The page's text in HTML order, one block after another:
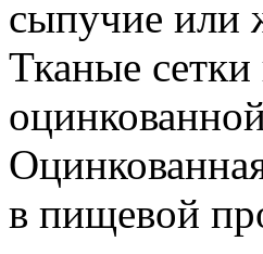
сыпучие или
Тканые
в пищевой